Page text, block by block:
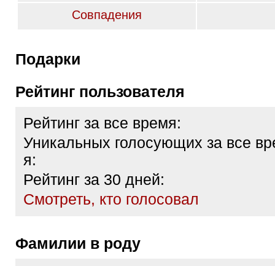
Совпадения
Подарки
Рейтинг пользователя
Рейтинг за все время:
Уникальных голосующих за все
я:
Рейтинг за 30 дней:
Cмотреть, кто голосовал
Фамилии в роду